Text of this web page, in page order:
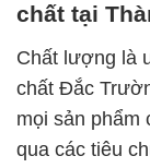
chất tại
Chất lượng là
chất Đắc
mọi sản phẩm
qua các tiêu